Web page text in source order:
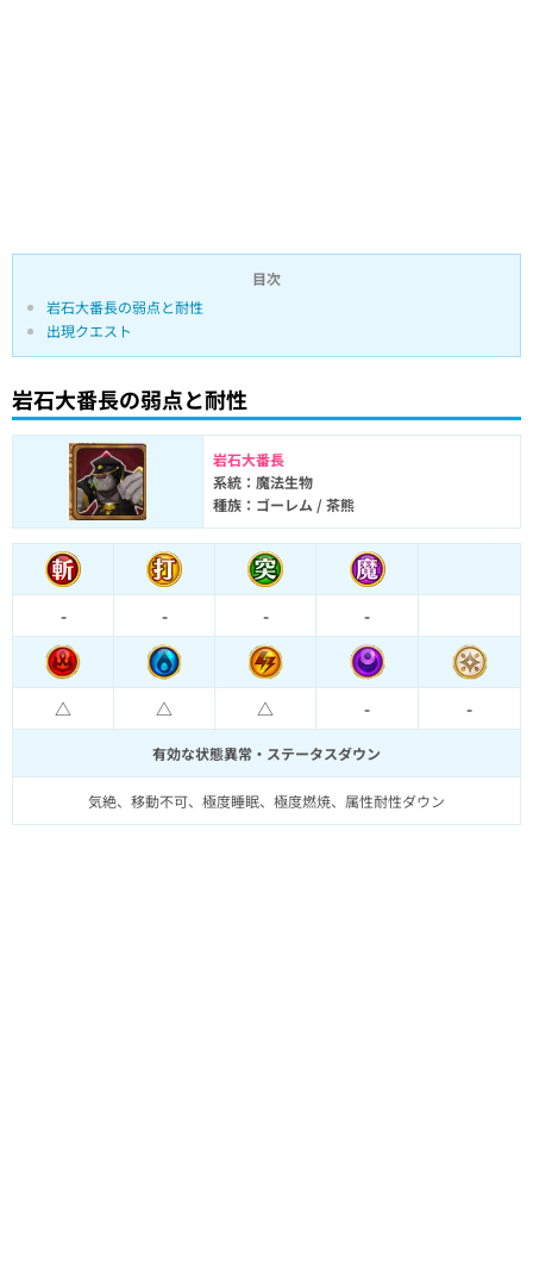
目次
岩石大番長の弱点と耐性
出現クエスト
岩石大番長の弱点と耐性
岩石大番長
系統：魔法生物
種族：ゴーレム / 茶熊
- - - -
△ △ △ - -
有効な状態異常・ステータスダウン
気絶、移動不可、極度睡眠、極度燃焼、属性耐性ダウン